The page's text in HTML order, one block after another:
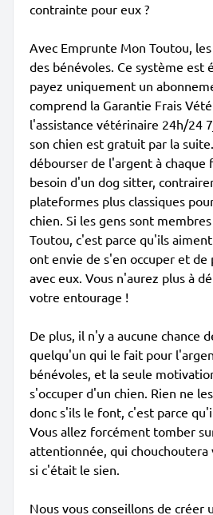
contrainte pour eux ?
Avec Emprunte Mon Toutou,
des bénévoles. Ce système est
payez uniquement un
comprend la Garantie Frais
l'assistance vétérinaire 24h/24
son chien est gratuit par la
débourser de l'argent à chaque
besoin d'un dog sitter,
plateformes plus classiques
chien. Si les gens sont
Toutou, c'est parce qu'ils
ont envie de s'en occuper et de
avec eux. Vous n'aurez plus à
votre entourage !
De plus, il n'y a aucune chance
quelqu'un qui le fait pour
bénévoles, et la seule
s'occuper d'un chien. Rien ne
donc s'ils le font, c'est parce
Vous allez forcément tomber
attentionnée, qui chouchoutera
si c'était le sien.
Nous vous conseillons de créer